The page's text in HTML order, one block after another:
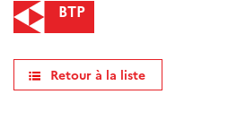
BTP
Retour à la liste